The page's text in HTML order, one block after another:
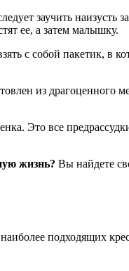
заучить наизусть
ее, а затем малышку.
с собой пакетик, в
из драгоценного
Это все
жизнь? Вы найдете
подходящих